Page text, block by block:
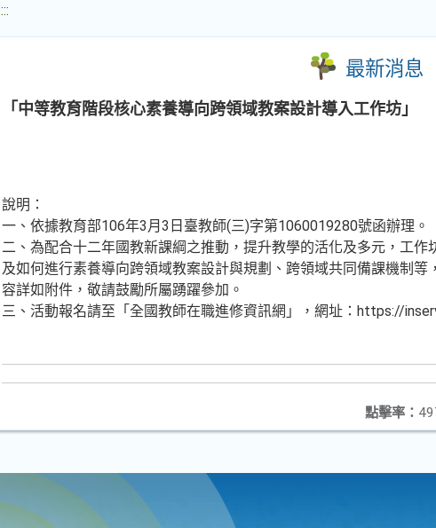
:::
最新消息
「中等教育階段核心素養導向跨領域教案設計導入工作坊」
說明：
一、依據教育部106年3月3日臺教師(三)字第1060019280號函辦理。
二、為配合十二年國教新課綱之推動，提升教學的活化及多元，工
及如何進行素養導向跨領域教案設計與規劃、跨領域共同備課機制
容詳如附件，敬請鼓勵所屬踴躍參加。
三、活動報名請至「全國教師在職進修資訊網」，網址：https://
點擊率：